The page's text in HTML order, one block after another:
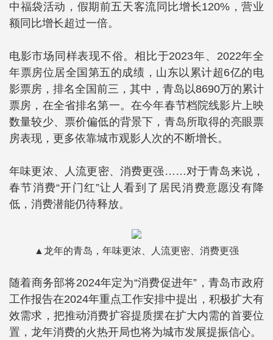
中福袋活动，假期前五天客流同比增长120%，营业
额同比增长超过一倍。
电影市场同样表现不俗。相比于2023年、2022年全
年票房位居全国第五的成绩，山东以累计超6亿的电
影票房，排名全国前三，其中，青岛以8690万的累计
票房，在全省排名第一。在今年春节档院线影片上映
数量较少、票价偏低的背景下，青岛所取得的亮眼票
房表现，更多依靠城市观影人次的不断增长。
年味更浓、人流更密、消费更强……对于青岛来说，
春节消费“开门红”让人看到了居民消费意愿没有降
低，消费潜能仍待释放。
▲龙年的青岛，年味更浓、人流更密、消费更强
随着商务部将2024年定为“消费促进年”，青岛市政府
工作报告在2024年重点工作安排中提出，积极扩大有
效需求，把推动消费扩容提质摆在扩大内需的首要位
置，龙年消费的火热开局也将为城市发展提振信心。